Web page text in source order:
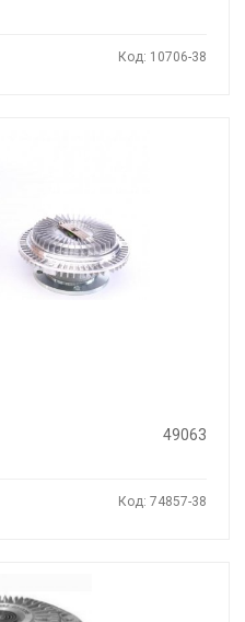
Код: 10706-38
49063
Код: 74857-38